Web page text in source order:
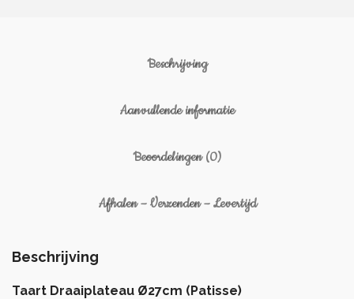
Beschrijving
Aanvullende informatie
Beoordelingen (0)
Afhalen – Verzenden – Levertijd
Beschrijving
Taart Draaiplateau Ø27cm (Patisse)